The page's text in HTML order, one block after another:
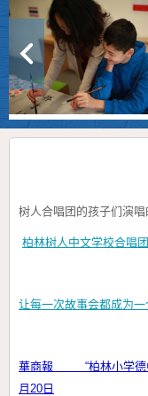
树人合唱团的孩子们演
柏林树人中文学校合唱团
让每一次故事会都成为一
華商報 “柏林小学德
月20日